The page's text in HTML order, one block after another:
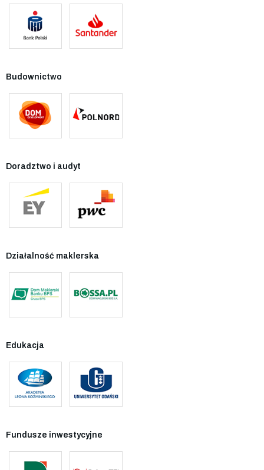
Budownictwo
Doradztwo i audyt
Działalność maklerska
Edukacja
Fundusze inwestycyjne